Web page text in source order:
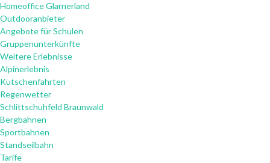
Homeoffice Glarnerland
Outdooranbieter
Angebote für Schulen
Gruppenunterkünfte
Weitere Erlebnisse
Alpinerlebnis
Kutschenfahrten
Regenwetter
Schlittschuhfeld Braunwald
Bergbahnen
Sportbahnen
Standseilbahn
Tarife